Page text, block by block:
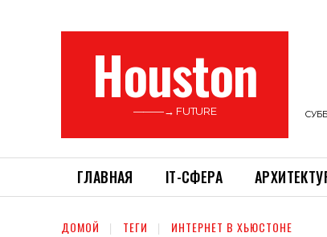
Houston
———→ FUTURE
ГЛАВНАЯ ІТ-СФЕРА
ДОМОЙ ТЕГИ ИНТЕРНЕТ В ХЬЮСТОНЕ